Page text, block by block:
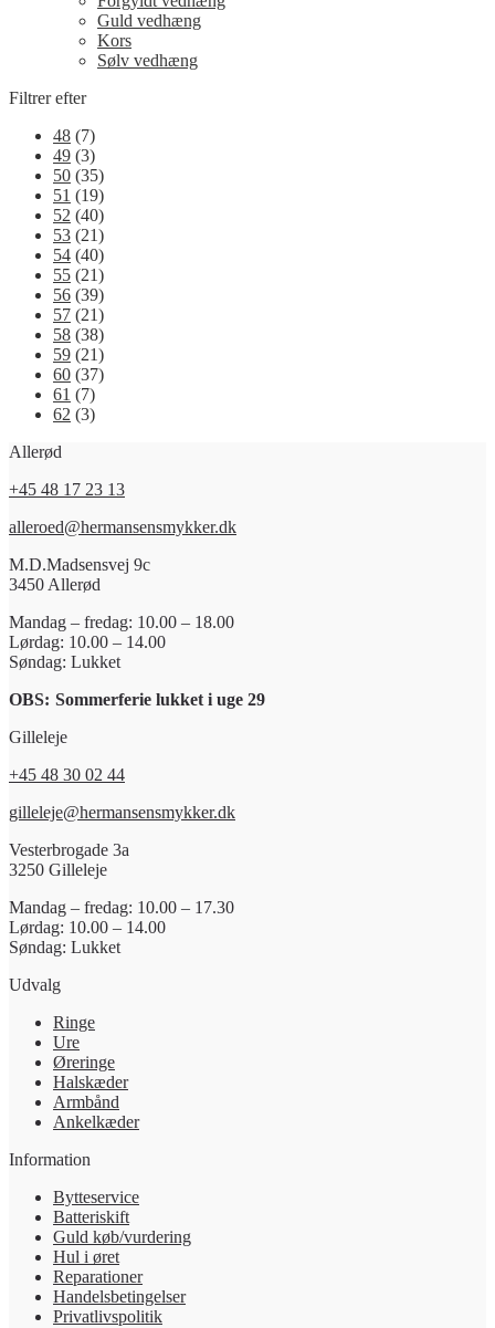
Guld vedhæng
Kors
Sølv vedhæng
Filtrer efter
48 (7)
49 (3)
50 (35)
51 (19)
52 (40)
53 (21)
54 (40)
55 (21)
56 (39)
57 (21)
58 (38)
59 (21)
60 (37)
61 (7)
62 (3)
Allerød
+45 48 17 23 13
alleroed@hermansensmykker.dk
M.D.Madsensvej 9c
3450 Allerød
Mandag – fredag: 10.00 – 18.00
Lørdag: 10.00 – 14.00
Søndag: Lukket
OBS: Sommerferie lukket i uge 29
Gilleleje
+45 48 30 02 44
gilleleje@hermansensmykker.dk
Vesterbrogade 3a
3250 Gilleleje
Mandag – fredag: 10.00 – 17.30
Lørdag: 10.00 – 14.00
Søndag: Lukket
Udvalg
Ringe
Ure
Øreringe
Halskæder
Armbånd
Ankelkæder
Information
Bytteservice
Batteriskift
Guld køb/vurdering
Hul i øret
Reparationer
Handelsbetingelser
Privatlivspolitik